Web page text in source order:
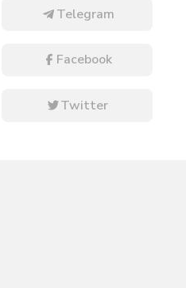
Telegram
Facebook
Twitter